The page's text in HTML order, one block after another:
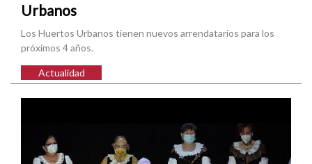
Urbanos
Los Huertos Urbanos tienen nuevos arrendatarios para los
próximos 4 años.
Actualidad